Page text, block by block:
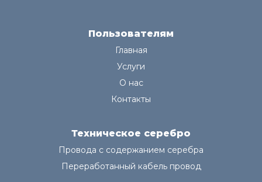
Пользователям
Главная
Услуги
О нас
Контакты
Техническое серебро
Провода с содержанием серебра
Переработанный кабель провод